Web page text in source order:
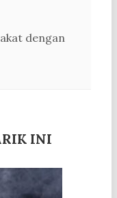
dengan
INI